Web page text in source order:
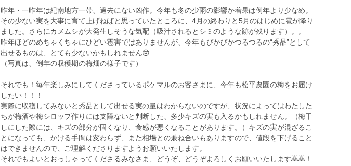
昨年・一昨年は紀南地方一帯、過去にない凶作。今年も冬の少雨の影響か着果は例年より少なめ。
その少ない実を大事に育て上げねばと思っていたところに、4月の終わりと5月のはじめに雹が降り
ました。さらにカメムシが大発生しそうな気配（吸汁されるとシミのような跡が残ります）。。
昨年ほどのめちゃくちゃにひどい雹害ではありませんが、今年もぴかぴかつるつるの“秀品”として
出せるものは、とても少ないかもしれません😢
（写真は、例年の収穫期の梅畑の様子です）
それでも！毎年楽しみにしてくださっているポケマルのお客さまに、今年も松平農園の梅をお届け
したい！！！
実際に収穫してみないと秀品として出せる実の量はわからないのですが、状況によってはわたした
ちが梅酒や梅シロップ作りには支障ないと判断した、多少キズの実も入るかもしれません。（梅干
しにした際には、キズの部分が固くなり、食感が悪くなることがあります。）キズの実が混ざるこ
とになっても、かける手間は変わらず、また相場との兼ね合いもありますので、値段を下げること
はできませんので、ご理解くださりますようお願いいたします。
それでもよいとおっしゃってくださるみなさま、どうぞ、どうぞよろしくお願いいたします🙇🙇！